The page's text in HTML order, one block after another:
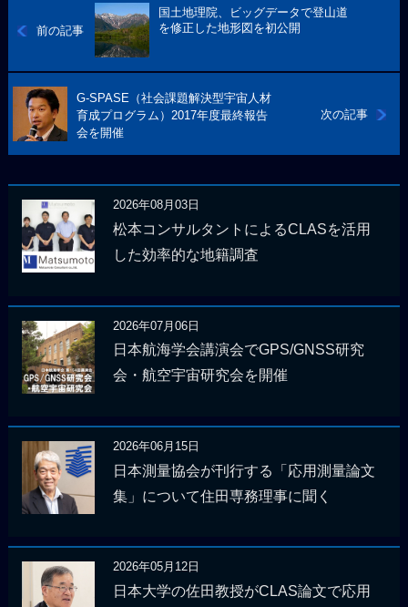
前の記事
国土地理院、ビッグデータで登山道
を修正した地形図を初公開
次の記事
G-SPASE（社会課題解決型宇宙人材
育成プログラム）2017年度最終報告
会を開催
2026年08月03日
松本コンサルタントによるCLASを活用
した効率的な地籍調査
2026年07月06日
日本航海学会講演会でGPS/GNSS研究
会・航空宇宙研究会を開催
2026年06月15日
日本測量協会が刊行する「応用測量論文
集」について住田専務理事に聞く
2026年05月12日
日本大学の佐田教授がCLAS論文で応用